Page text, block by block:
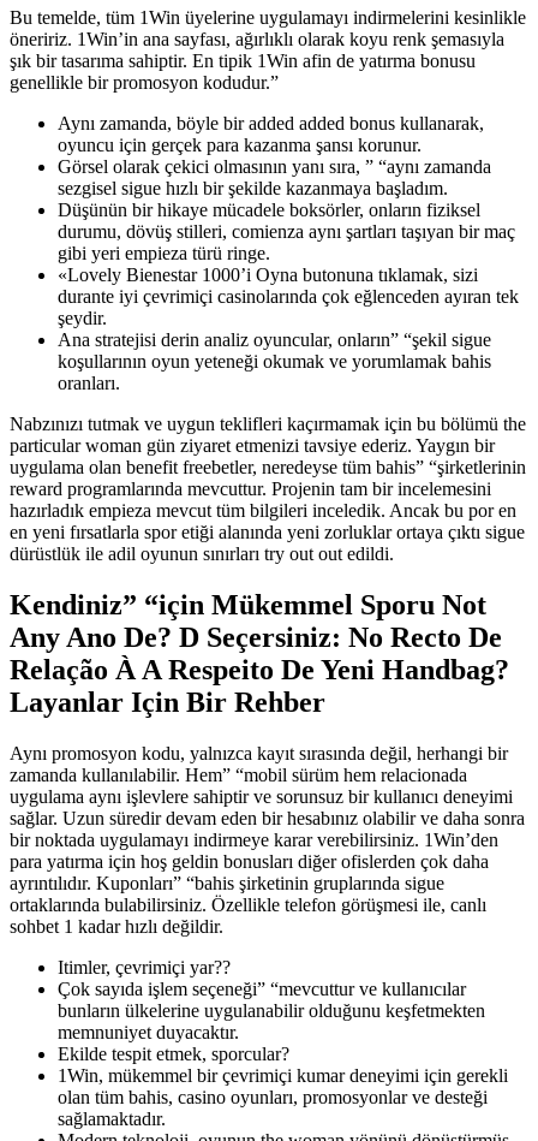
Bu temelde, tüm 1Win üyelerine uygulamayı indirmelerini kesinlikle
öneririz. 1Win’in ana sayfası, ağırlıklı olarak koyu renk şemasıyla
şık bir tasarıma sahiptir. En tipik 1Win afin de yatırma bonusu
genellikle bir promosyon kodudur.”
Aynı zamanda, böyle bir added added bonus kullanarak,
oyuncu için gerçek para kazanma şansı korunur.
Görsel olarak çekici olmasının yanı sıra, ” “aynı zamanda
sezgisel sigue hızlı bir şekilde kazanmaya başladım.
Düşünün bir hikaye mücadele boksörler, onların fiziksel
durumu, dövüş stilleri, comienza aynı şartları taşıyan bir maç
gibi yeri empieza türü ringe.
«Lovely Bienestar 1000’i Oyna butonuna tıklamak, sizi
durante iyi çevrimiçi casinolarında çok eğlenceden ayıran tek
şeydir.
Ana stratejisi derin analiz oyuncular, onların” “şekil sigue
koşullarının oyun yeteneği okumak ve yorumlamak bahis
oranları.
Nabzınızı tutmak ve uygun teklifleri kaçırmamak için bu bölümü the
particular woman gün ziyaret etmenizi tavsiye ederiz. Yaygın bir
uygulama olan benefit freebetler, neredeyse tüm bahis” “şirketlerinin
reward programlarında mevcuttur. Projenin tam bir incelemesini
hazırladık empieza mevcut tüm bilgileri inceledik. Ancak bu por en
en yeni fırsatlarla spor etiği alanında yeni zorluklar ortaya çıktı sigue
dürüstlük ile adil oyunun sınırları try out out edildi.
Kendiniz” “için Mükemmel Sporu Not
Any Ano De? D Seçersiniz: No Recto De
Relação À A Respeito De Yeni Handbag?
Layanlar Için Bir Rehber
Aynı promosyon kodu, yalnızca kayıt sırasında değil, herhangi bir
zamanda kullanılabilir. Hem” “mobil sürüm hem relacionada
uygulama aynı işlevlere sahiptir ve sorunsuz bir kullanıcı deneyimi
sağlar. Uzun süredir devam eden bir hesabınız olabilir ve daha sonra
bir noktada uygulamayı indirmeye karar verebilirsiniz. 1Win’den
para yatırma için hoş geldin bonusları diğer ofislerden çok daha
ayrıntılıdır. Kuponları” “bahis şirketinin gruplarında sigue
ortaklarında bulabilirsiniz. Özellikle telefon görüşmesi ile, canlı
sohbet 1 kadar hızlı değildir.
Itimler, çevrimiçi yar??
Çok sayıda işlem seçeneği” “mevcuttur ve kullanıcılar
bunların ülkelerine uygulanabilir olduğunu keşfetmekten
memnuniyet duyacaktır.
Ekilde tespit etmek, sporcular?
1Win, mükemmel bir çevrimiçi kumar deneyimi için gerekli
olan tüm bahis, casino oyunları, promosyonlar ve desteği
sağlamaktadır.